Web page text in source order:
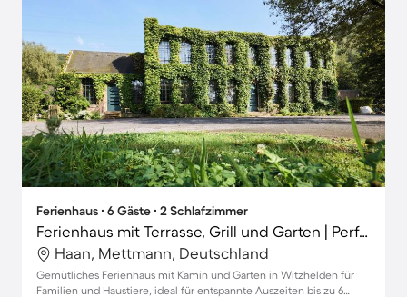
Ferienhaus ∙ 6 Gäste ∙ 2 Schlafzimmer
Ferienhaus mit Terrasse, Grill und Garten | Perfekt für die Arbeit von Zuhause
Haan, Mettmann, Deutschland
Gemütliches Ferienhaus mit Kamin und Garten in Witzhelden für
Familien und Haustiere, ideal für entspannte Auszeiten bis zu 6